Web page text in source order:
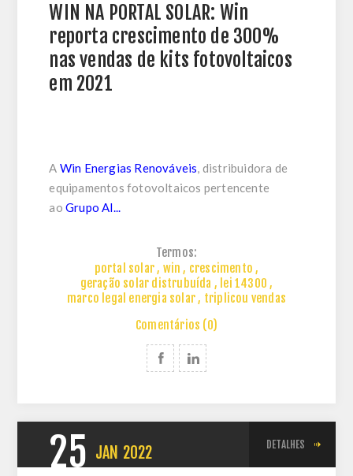
WIN NA PORTAL SOLAR: Win
reporta crescimento de 300%
nas vendas de kits fotovoltaicos
em 2021
A Win Energias Renováveis, distribuidora de
equipamentos fotovoltaicos pertencente
aoGrupo Al...
Termos:
portal solar, win , crescimento ,
geração solar distrubuída , lei 14300 ,
marco legal energia solar, triplicou vendas
Comentários (0)
25 JAN 2022 DETALHES